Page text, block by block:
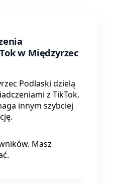
w Międzyrzec
Podlaski dzielą
z TikTok.
innym szybciej
Masz